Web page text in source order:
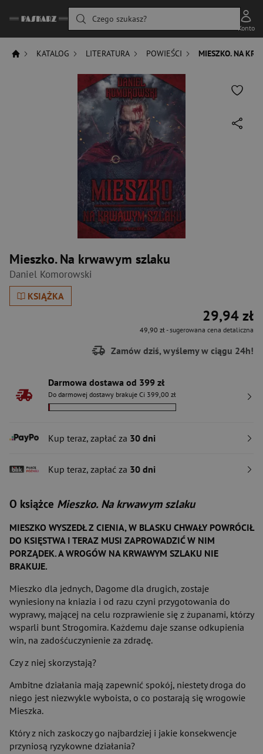
Czego szukasz?
Konto
KATALOG LITERATURA POWIEŚCI MIESZKO. NA
Mieszko. Na krwawym szlaku
Daniel Komorowski
KSIĄŻKA
29,94 zł
49,90 zł- sugerowana cena detaliczna
Zamów dziś, wyślemy w ciągu 24h!
Darmowa dostawa od 399 zł
Do darmowej dostawy brakuje Ci 399,00 zł
Kup teraz, zapłać za 30 dni
Kup teraz, zapłać za 30 dni
O książce Mieszko. Na krwawym szlaku
MIESZKO WYSZEDŁ Z CIENIA, W BLASKU CHWAŁY POWRÓCIŁ
DO KSIĘSTWA I TERAZ MUSI ZAPROWADZIĆ W NIM
PORZĄDEK. A WROGÓW NA KRWAWYM SZLAKU NIE
BRAKUJE.
Mieszko dla jednych, Dagome dla drugich, zostaje
wyniesiony na kniazia i od razu czyni przygotowania do
wyprawy, mającej na celu rozprawienie się z żupanami, którzy
wsparli bunt Strogomira. Każdemu daje szanse odkupienia
win, na zadośćuczynienie za zdradę.
Czy z niej skorzystają?
Ambitne działania mają zapewnić spokój, niestety droga do
niego jest niezwykle wyboista, o co postarają się wrogowie
Mieszka.
Który z nich zaskoczy go najbardziej i jakie konsekwencje
przyniosą ryzykowne działania?